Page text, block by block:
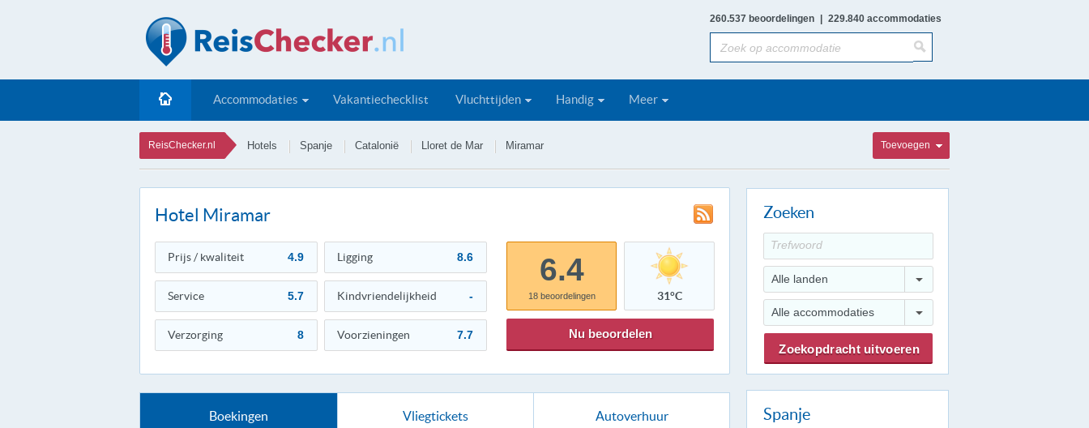
260.537 beoordelingen 229.840 accommodaties
Accommodaties Vakantiechecklist Vluchttijden Handig Meer
ReisChecker.nl Hotels Spanje Catalonië Lloret de Mar Miramar Toevoegen
Hotel Miramar
Prijs / kwaliteit 4.9 Ligging 8.6
Service 5.7 Kindvriendelijkheid -
Verzorging 8 Voorzieningen 7.7
6.4
18beoordelingen 31°C
Nu beoordelen
Boekingen Vliegtickets Autoverhuur
Zoeken
Alle landen
Alle accommodaties
Spanje